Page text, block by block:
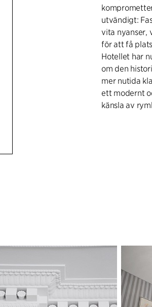
utvändigt:
vita nyanser,
för att få
Hotellet har
om den
mer nutida
ett modernt
känsla av
För att
andra likt,
färgskala.
restaurerats
Hotellets nya
ljusa och